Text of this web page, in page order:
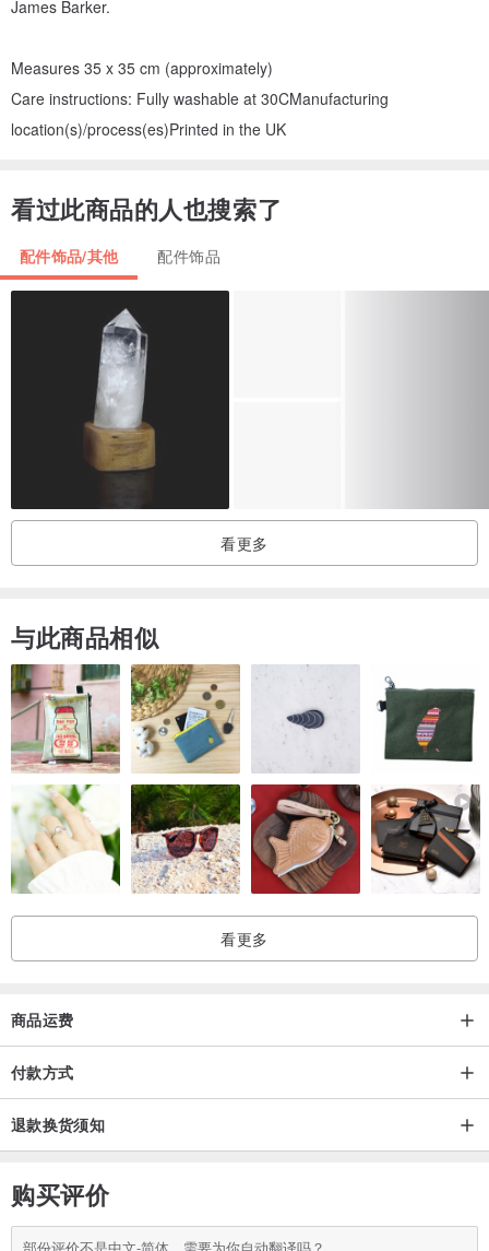
James Barker.
Measures 35 x 35 cm (approximately)
Care instructions: Fully washable at 30CManufacturing
location(s)/process(es)Printed in the UK
看过此商品的人也搜索了
配件饰品/其他 配件饰品
看更多
与此商品相似
看更多
商品运费
付款方式
退款换货须知
购买评价